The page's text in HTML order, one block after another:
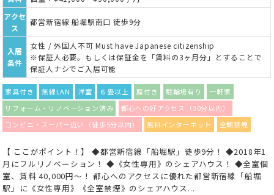
アクセ
ス
都営新宿線 船堀駅南口 徒歩9分
入居
条件
女性 / 外国人不可 Must have Japanese citizenship
※保証人必要。もしくは保証金を「賃料の3ヶ月分」とすることで
保証人ナシでご入居可能
家具付き 無線LAN 洋室 ６畳以上 庭付き 駐輪場有り
一軒家
リフォーム・リノベーション済み
都心への好アクセス（30分以内）
コンビニ・スーパー近い（徒歩5分以内）
無料インターネット 全館禁煙
【 ここがポイント！】 ◆都営新宿線「船堀駅」徒歩9分！ ◆2018年1
月にフルリノベーション！ ◆《女性専用》のシェアハウス！ ◆全室個
室、賃料 40,000円～！ 都心へのアクセスに優れた都営新宿線「船堀
駅」に《女性専用》《全室禁煙》のシェアハウス...